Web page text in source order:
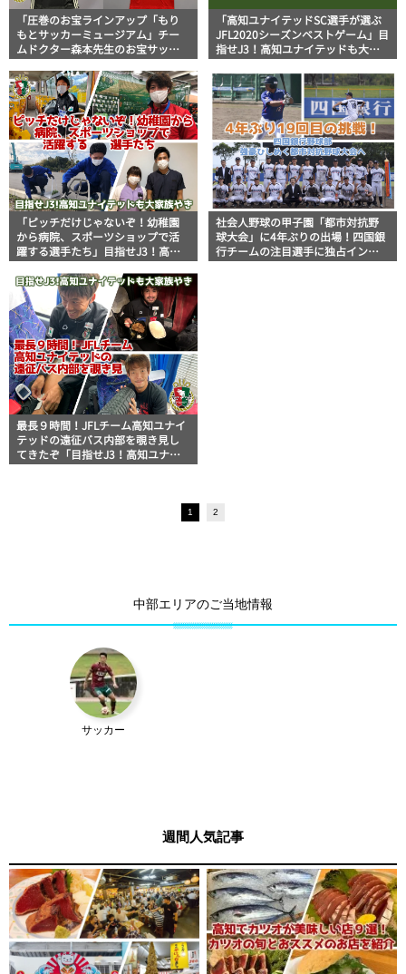
「圧巻のお宝ラインアップ「もり
もとサッカーミュージアム」チー
ムドクター森本先生のお宝サッカ
テッドも大家族やき
「高知ユナイテッドSC選手が選ぶ
JFL2020シーズンベストゲーム」目
指せJ3！高知ユナイテッドも大家
「ピッチだけじゃないぞ！幼稚園
から病院、スポーツショップで活
躍する選手たち」目指せJ3！高知
社会人野球の甲子園「都市対抗野
球大会」に4年ぶりの出場！四国銀
行チームの注目選手に独占インタ
最長９時間！JFLチーム高知ユナイ
テッドの遠征バス内部を覗き見し
てきたぞ「目指せJ3！高知ユナイ
1 2
中部エリアのご当地情報
サッカー
週間人気記事